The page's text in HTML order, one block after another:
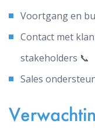
Voortgang en
Contact met
stakeholders 📞
Sales